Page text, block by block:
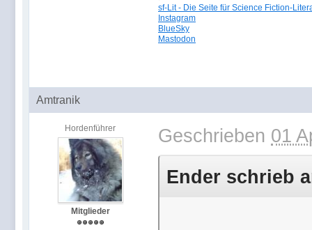
sf-Lit - Die Seite für Science Fiction-
Instagram
BlueSky
Mastodon
Amtranik
Hordenführer
Mitglieder
Geschrieben 01
Ender schrieb